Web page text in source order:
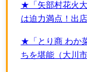
★「矢部村花火
は迫力満点！出
★「とり商 わか
ちを堪能（大川市